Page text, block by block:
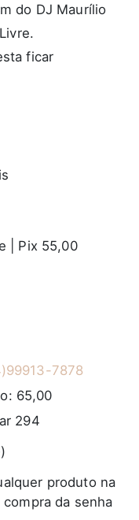
do DJ Maurílio
ficar
| Pix 55,00
7878
65,00
294
produto na
da senha